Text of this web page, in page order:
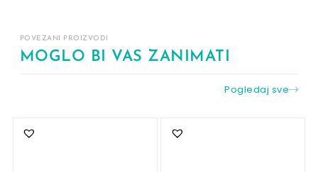
POVEZANI PROIZVODI
MOGLO BI VAS ZANIMATI
Pogledaj sve